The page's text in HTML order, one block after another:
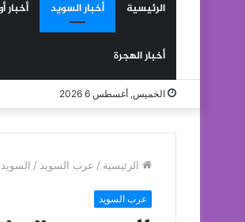
الرئيسية أخبار السويد أخبار
أخبار الهجرة
الخميس, أغسطس 6 2026
الرئيسية / عرب السويد / السويد تمنح 5 الاف كرون مكافأة للشرطة
عرب السويد